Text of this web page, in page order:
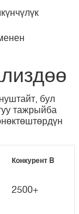
бул
тажрыйба
Конкурент B
2500+